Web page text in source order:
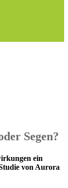
Segen?
ein
von Aurora